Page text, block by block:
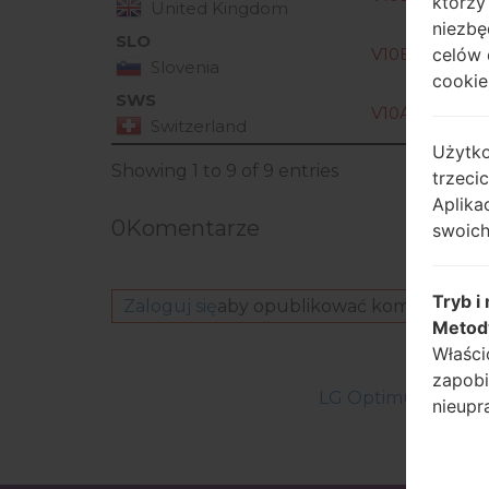
United Kingdom
SLO
Slovenia
V10B_00.kdz
SWS
Switzerland
V10A_00.kdz
Showing 1 to 9 of 9 entries
0Komentarze
Zaloguj sięaby opublikować komentarz.
LG Optimus
celów
Tryb i